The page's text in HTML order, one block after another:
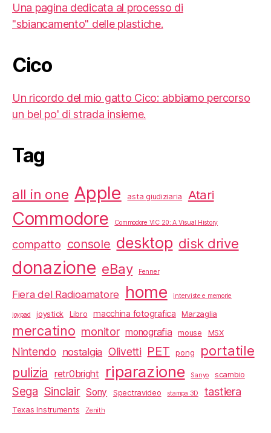
Una pagina dedicata al processo di
"sbiancamento" delle plastiche.
Cico
Un ricordo del mio gatto Cico: abbiamo percorso
un bel po' di strada insieme.
Tag
all in one Apple asta giudiziaria Atari
Commodore Commodore VIC 20: A Visual History
compatto console desktop disk drive
donazione eBay Fenner
Fiera del Radioamatore home interviste e memorie
joypad joystick Libro macchina fotografica Marzaglia
mercatino monitor monografia mouse MSX
Nintendo nostalgia Olivetti PET pong portatile
pulizia retr0bright riparazione Sanyo scambio
Sega Sinclair Sony Spectravideo stampa 3D tastiera
Texas Instruments Zenith